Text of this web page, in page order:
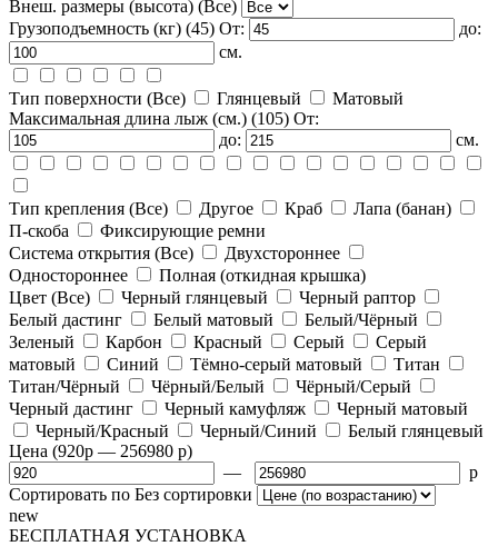
Внеш. размеры (высота) (Все)
Грузоподъемность (кг) (45) От:
до:
см.
Тип поверхности (Все) Глянцевый
Матовый
Максимальная длина лыж (см.) (105) От:
до:
см.
Тип крепления (Все) Другое Краб
Лапа (банан)
П-скоба
Фиксирующие ремни
Система открытия (Все)
Двухстороннее
Одностороннее
Полная (откидная крышка)
Цвет (Все) Черный глянцевый
Черный раптор
Белый дастинг
Белый матовый
Белый/Чёрный
Зеленый
Карбон Красный Серый
Серый
матовый
Синий Тёмно-серый матовый
Титан
Титан/Чёрный
Чёрный/Белый
Чёрный/Серый
Черный дастинг
Черный камуфляж
Черный матовый
Черный/Красный
Черный/Синий
Белый глянцевый
Цена (920p — 256980 p)
—
p
Сортировать по Без сортировки
new
БЕСПЛАТНАЯ УСТАНОВКА